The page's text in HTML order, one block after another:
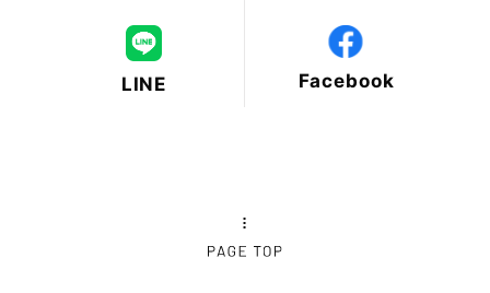
2024年11月
2024年10月LINE Facebook